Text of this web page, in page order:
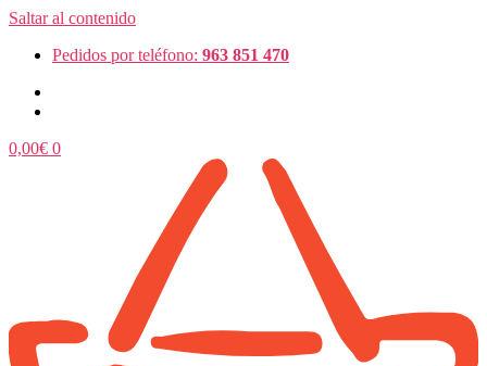
Saltar al contenido
Pedidos por teléfono: 963 851 470
0,00€ 0